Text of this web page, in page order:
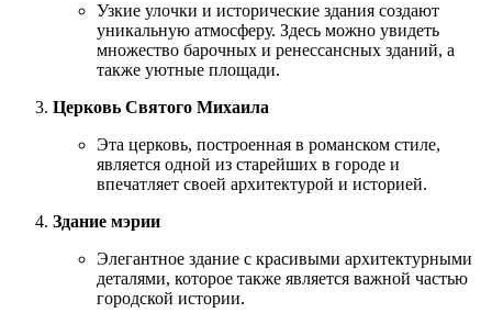
Узкие улочки и исторические здания создают
уникальную атмосферу. Здесь можно увидеть
множество барочных и ренессансных зданий, а
также уютные площади.
Церковь Святого Михаила
Эта церковь, построенная в романском стиле,
является одной из старейших в городе и
впечатляет своей архитектурой и историей.
Здание мэрии
Элегантное здание с красивыми архитектурными
деталями, которое также является важной частью
городской истории.